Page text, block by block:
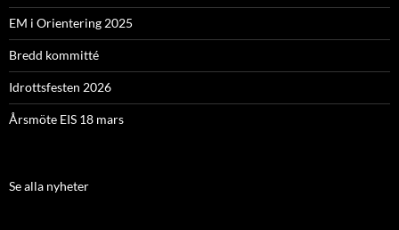
EM i Orientering 2025
Bredd kommitté
Idrottsfesten 2026
Årsmöte EIS 18 mars
Se alla nyheter